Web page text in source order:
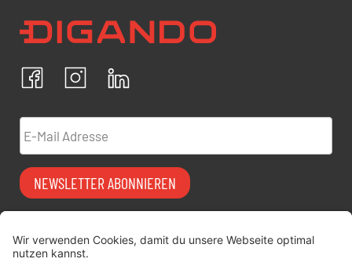
FacebookInstagram
Ich bestätige, dass ich die
Datenschutzrichtlinien
personenbezogenen Daten einverstanden.
E-Mail Adresse
NEWSLETTER ABONNIEREN
Vermiet-Partner
FAQ